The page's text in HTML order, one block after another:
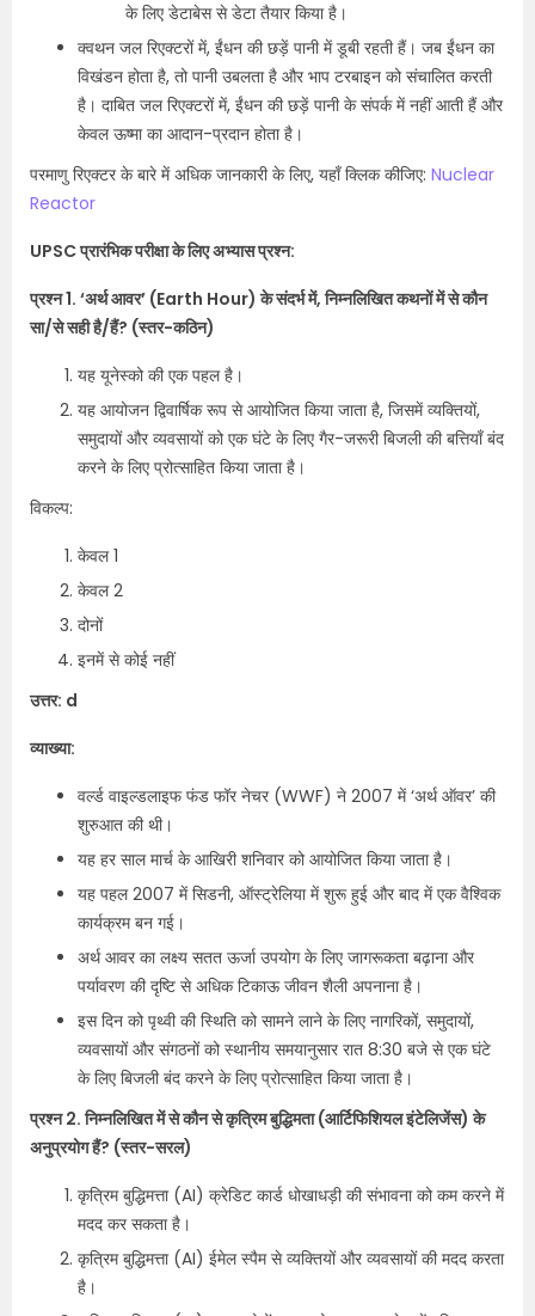
के लिए डेटाबेस से डेटा तैयार किया है।
क्वथन जल रिएक्टरों में, ईंधन की छड़ें पानी में डूबी रहती हैं। जब ईंधन का
विखंडन होता है, तो पानी उबलता है और भाप टरबाइन को संचालित करती
है। दाबित जल रिएक्टरों में, ईंधन की छड़ें पानी के संपर्क में नहीं आती हैं और
केवल ऊष्मा का आदान-प्रदान होता है।
परमाणु रिएक्टर के बारे में अधिक जानकारी के लिए, यहाँ क्लिक कीजिए: Nuclear
Reactor
UPSC प्रारंभिक परीक्षा के लिए अभ्यास प्रश्न:
प्रश्न 1. ‘अर्थ आवर’ (Earth Hour) के संदर्भ में, निम्नलिखित कथनों में से कौन
सा/से सही है/हैं? (स्तर-कठिन)
यह यूनेस्को की एक पहल है।
यह आयोजन द्विवार्षिक रूप से आयोजित किया जाता है, जिसमें व्यक्तियों,
समुदायों और व्यवसायों को एक घंटे के लिए गैर-जरूरी बिजली की बत्तियाँ बंद
करने के लिए प्रोत्साहित किया जाता है।
विकल्प:
केवल 1
केवल 2
दोनों
इनमें से कोई नहीं
उत्तर: d
व्याख्या:
वर्ल्ड वाइल्डलाइफ फंड फॉर नेचर (WWF) ने 2007 में ‘अर्थ ऑवर’ की
शुरुआत की थी।
यह हर साल मार्च के आखिरी शनिवार को आयोजित किया जाता है।
यह पहल 2007 में सिडनी, ऑस्ट्रेलिया में शुरू हुई और बाद में एक वैश्विक
कार्यक्रम बन गई।
अर्थ आवर का लक्ष्य सतत ऊर्जा उपयोग के लिए जागरूकता बढ़ाना और
पर्यावरण की दृष्टि से अधिक टिकाऊ जीवन शैली अपनाना है।
इस दिन को पृथ्वी की स्थिति को सामने लाने के लिए नागरिकों, समुदायों,
व्यवसायों और संगठनों को स्थानीय समयानुसार रात 8:30 बजे से एक घंटे
के लिए बिजली बंद करने के लिए प्रोत्साहित किया जाता है।
प्रश्न 2. निम्नलिखित में से कौन से कृत्रिम बुद्धिमता (आर्टिफिशियल इंटेलिजेंस) के
अनुप्रयोग हैं? (स्तर-सरल)
कृत्रिम बुद्धिमत्ता (AI) क्रेडिट कार्ड धोखाधड़ी की संभावना को कम करने में
मदद कर सकता है।
कृत्रिम बुद्धिमत्ता (AI) ईमेल स्पैम से व्यक्तियों और व्यवसायों की मदद करता
है।